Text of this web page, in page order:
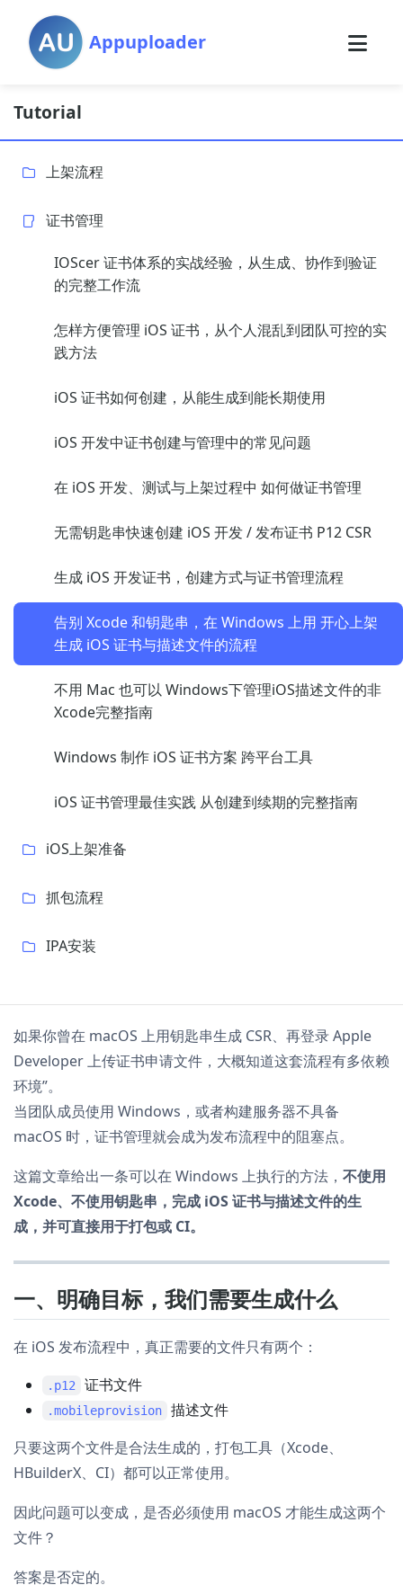
Appuploader
Tutorial
上架流程
证书管理
IOScer 证书体系的实战经验，从生成、协作到验证
的完整工作流
怎样方便管理 iOS 证书，从个人混乱到团队可控的实
践方法
iOS 证书如何创建，从能生成到能长期使用
iOS 开发中证书创建与管理中的常见问题
在 iOS 开发、测试与上架过程中 如何做证书管理
无需钥匙串快速创建 iOS 开发 / 发布证书 P12 CSR
生成 iOS 开发证书，创建方式与证书管理流程
告别 Xcode 和钥匙串，在 Windows 上用 开心上架
生成 iOS 证书与描述文件的流程
不用 Mac 也可以 Windows下管理iOS描述文件的非
Xcode完整指南
Windows 制作 iOS 证书方案 跨平台工具
iOS 证书管理最佳实践 从创建到续期的完整指南
iOS上架准备
抓包流程
IPA安装
如果你曾在 macOS 上用钥匙串生成 CSR、再登录 Apple
Developer 上传证书申请文件，大概知道这套流程有多依赖
环境”。
当团队成员使用 Windows，或者构建服务器不具备
macOS 时，证书管理就会成为发布流程中的阻塞点。
这篇文章给出一条可以在 Windows 上执行的方法， 不使用
Xcode、不使用钥匙串，完成 iOS 证书与描述文件的生
成，并可直接用于打包或 CI。
一、明确目标，我们需要生成什么
在 iOS 发布流程中，真正需要的文件只有两个：
.p12 证书文件
.mobileprovision
描述文件
只要这两个文件是合法生成的，打包工具（Xcode、
HBuilderX、CI）都可以正常使用。
因此问题可以变成，是否必须使用 macOS 才能生成这两个
文件？
答案是否定的。